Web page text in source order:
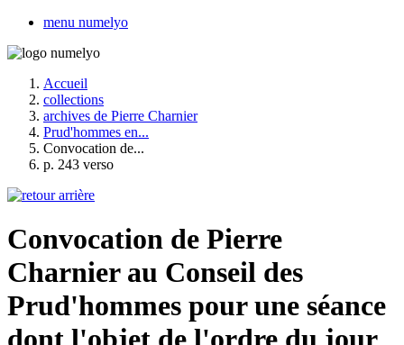
menu numelyo
Accueil
collections
archives de Pierre Charnier
Prud'hommes en...
Convocation de...
p. 243 verso
Convocation de Pierre
Charnier au Conseil des
Prud'hommes pour une séance